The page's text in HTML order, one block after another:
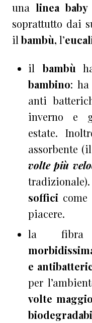
una linea
soprattutto dai
il bambù, l’
ilbambù
bambino:
anti
inverno e
estate.
assorbente
volte più
soffici
piacere.
la
e
per
volte